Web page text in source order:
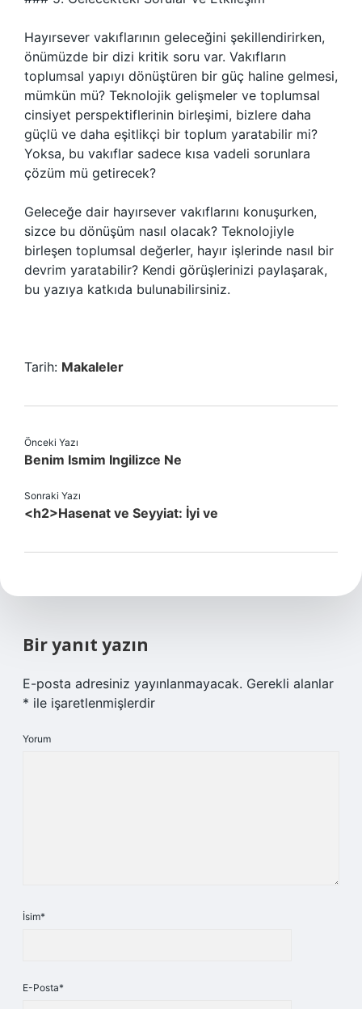
Hayırsever vakıflarının geleceğini şekillendirirken,
önümüzde bir dizi kritik soru var. Vakıfların
toplumsal yapıyı dönüştüren bir güç haline gelmesi,
mümkün mü? Teknolojik gelişmeler ve toplumsal
cinsiyet perspektiflerinin birleşimi, bizlere daha
güçlü ve daha eşitlikçi bir toplum yaratabilir mi?
Yoksa, bu vakıflar sadece kısa vadeli sorunlara
çözüm mü getirecek?
Geleceğe dair hayırsever vakıflarını konuşurken,
sizce bu dönüşüm nasıl olacak? Teknolojiyle
birleşen toplumsal değerler, hayır işlerinde nasıl bir
devrim yaratabilir? Kendi görüşlerinizi paylaşarak,
bu yazıya katkıda bulunabilirsiniz.
Tarih: Makaleler
Önceki Yazı
Benim Ismim Ingilizce Ne
Sonraki Yazı
<h2>Hasenat ve Seyyiat: İyi ve
Bir yanıt yazın
E-posta adresiniz yayınlanmayacak. Gerekli alanlar
* ile işaretlenmişlerdir
Yorum
İsim*
E-Posta*